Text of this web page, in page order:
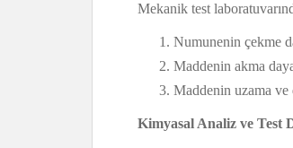
Mekanik test
Numunenin çekme
Maddenin akma
Maddenin uzama ve
Kimyasal Analiz ve Test